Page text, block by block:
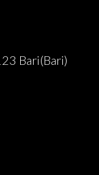
Bari(Bari)